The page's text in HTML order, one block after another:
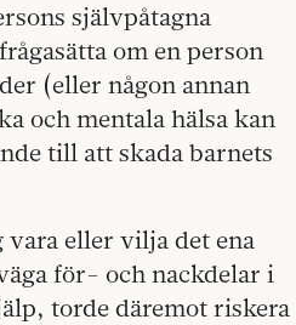
självpåtagna
om en person
(eller någon annan
och mentala hälsa kan
till att skada barnets
vara eller vilja det ena
för- och nackdelar i
torde däremot riskera